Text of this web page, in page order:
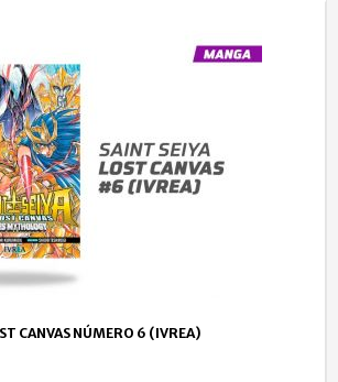
CANVAS NÚMERO 6 (IVREA)